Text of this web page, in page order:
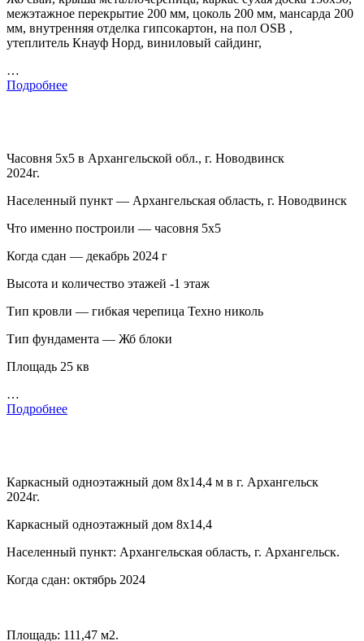
межэтажное перекрытие 200 мм, цоколь 200 мм, мансарда 200
мм, внутренняя отделка гипсокартон, на пол OSB ,
утеплитель Кнауф Норд, виниловый сайдинг,
…
Подробнее
Часовня 5х5 в Архангельской обл., г. Новодвинск
2024г.
Населенный пункт — Архангельская область, г. Новодвинск
Что именно построили — часовня 5х5
Когда сдан — декабрь 2024 г
Высота и количество этажей -1 этаж
Тип кровли — гибкая черепица Техно николь
Тип фундамента — Жб блоки
Площадь 25 кв
…
Подробнее
Каркасный одноэтажный дом 8х14,4 м в г. Архангельск
2024г.
Каркасный одноэтажный дом 8х14,4
Населенный пункт: Архангельская область, г. Архангельск.
Когда сдан: октябрь 2024
Площадь: 111,47 м2.